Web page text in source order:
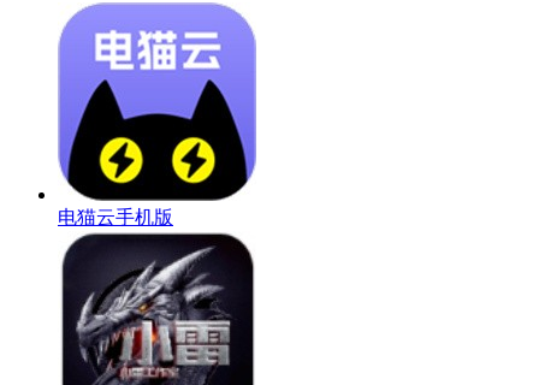
电猫云手机版